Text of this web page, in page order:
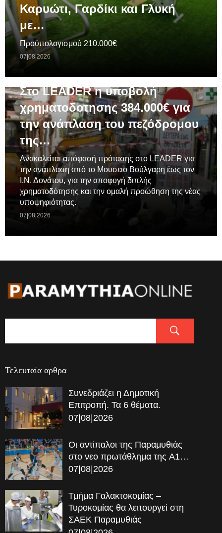
Καρυώτι, Γαρδίκι και Γλυκή
με…
Προϋπολογισμού 210.000€
07|08|2026
Στο LEADER η υποβολή
χρηματοδοτησης 384.000€ για
την ανάπλαση του πεζόδρομου
της…
Ανακαλείται απόφασή πρότασης στο LEADER για
την ανάπλαση από το Μουσειο Βούλγαρη έως τον
Ι.Ν. Δονάτου, για την αποφυγή διπλής
χρηματοδότησης και την ομαλή προώθηση της νέας
υποψηφιότητας.
07|08|2026
Τελευταία αρθρα
Συνεδριάζει η Δημοτική
Επιτροπή. Τα 6 θέματα.
07|08|2026
Οι αντίπαλοι της Παραμυθιάς
στο νεο πρωτάθλημα της A1…
07|08|2026
Τμήμα Γαλακτοκομίας –
Τυροκομίας θα λειτουργεί στη
ΣΑΕΚ Παραμυθιάς